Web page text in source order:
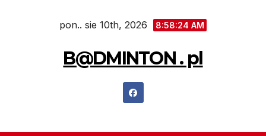
pon.. sie 10th, 2026 8:58:24 AM
B@DMINTON . pl